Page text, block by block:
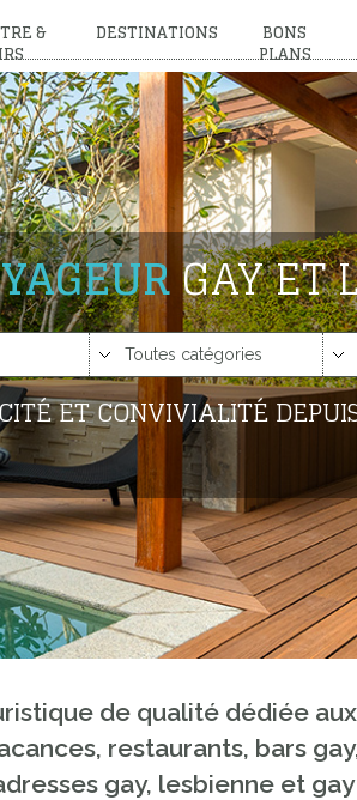
& DESTINATIONS BONS
PLANS
GAY ET
ET CONVIVIALITÉ
de qualité dédiée
restaurants, bars
gay, lesbienne et